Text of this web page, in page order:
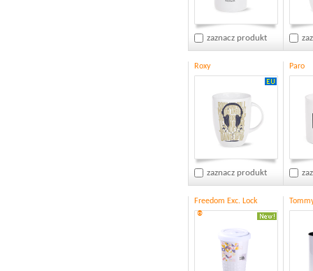
zaznacz produkt
Roxy
zaznacz produkt
Paro
Freedom Exc. Lock
®